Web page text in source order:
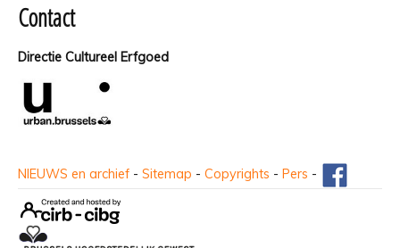
Contact
Directie Cultureel Erfgoed
NIEUWS en archief - Sitemap - Copyrights - Pers -